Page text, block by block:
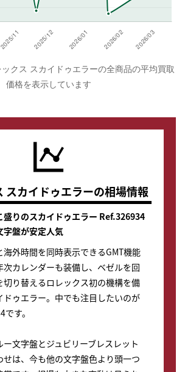
クス スカイドゥエラーの全商品の平均買取
価格を表示しています
スカイドゥエラーの相場情報
盛りのスカイドゥエラー Ref.326934
字盤が安定人気
海外時間を同時表示できるGMT機能
次カレンダーも装備し、ベゼルを回
切り替えるロレックス初の機構を備
ドゥエラー。中でも注目したいのが
す。
ー文字盤とジュビリーブレスレット
せは、今も他の文字盤色より頭一つ